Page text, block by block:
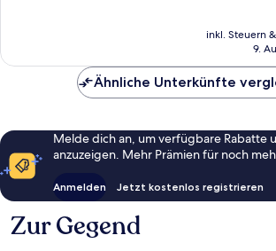
Bewertungen
inkl. Steuern
9.
Ähnliche Unterkünfte
Melde dich an, um verfügbare Rabatte
anzuzeigen. Mehr Prämien für noch
Anmelden Jetzt kostenlos registrieren
Zur Gegend